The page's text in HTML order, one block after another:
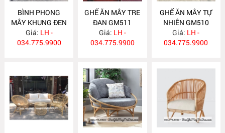
BÌNH PHONG
MÂY KHUNG ĐEN
BP17
Giá: LH -
034.775.9900
GHẾ ĂN MÂY TRE
ĐAN GM511
Giá: LH -
034.775.9900
GHẾ ĂN MÂY TỰ
NHIÊN GM510
Giá: LH -
034.775.9900